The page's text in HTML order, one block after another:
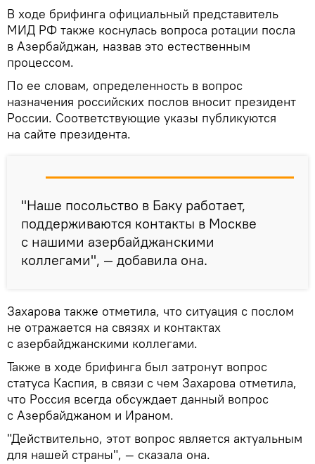
В ходе брифинга официальный представитель
МИД РФ также коснулась вопроса ротации посла
в Азербайджан, назвав это естественным
процессом.
По ее словам, определенность в вопрос
назначения российских послов вносит президент
России. Соответствующие указы публикуются
на сайте президента.
"Наше посольство в Баку работает,
поддерживаются контакты в Москве
с нашими азербайджанскими
коллегами", — добавила она.
Захарова также отметила, что ситуация с послом
не отражается на связях и контактах
с азербайджанскими коллегами.
Также в ходе брифинга был затронут вопрос
статуса Каспия, в связи с чем Захарова отметила,
что Россия всегда обсуждает данный вопрос
с Азербайджаном и Ираном.
"Действительно, этот вопрос является актуальным
для нашей страны", — сказала она.